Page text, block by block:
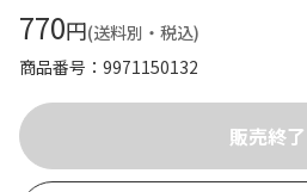
770円(送料別・税込)
商品番号
9971150132